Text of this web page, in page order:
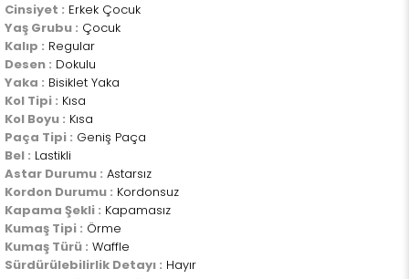
Cinsiyet : Erkek Çocuk
Yaş Grubu : Çocuk
Kalıp : Regular
Desen : Dokulu
Yaka : Bisiklet Yaka
Kol Tipi : Kısa
Kol Boyu : Kısa
Paça Tipi : Geniş Paça
Bel : Lastikli
Astar Durumu : Astarsız
Kordon Durumu : Kordonsuz
Kapama Şekli : Kapamasız
Kumaş Tipi : Örme
Kumaş Türü : Waffle
Sürdürülebilirlik Detayı : Hayır